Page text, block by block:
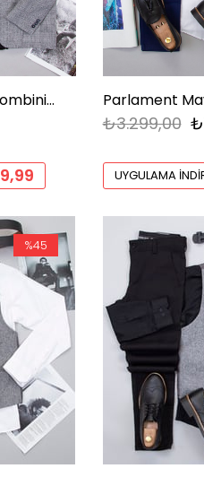
Gri Kırçıllı Blazer Ceket Kombini Erkek | Slim Fit Şık Komple Set
₺3.299,00
UYGULAMA
%45